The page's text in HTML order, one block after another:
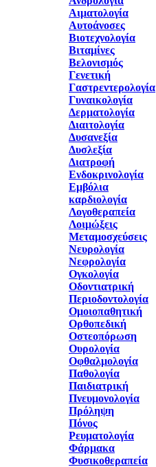
Αιματολογία
Αυτοάνοσες
Βιοτεχνολογία
Βιταμίνες
Βελονισμός
Γενετική
Γαστρεντερολογία
Γυναικολογία
Δερματολογία
Διαιτολογία
Δυσανεξία
Δυσλεξία
Διατροφή
Ενδοκρινολογία
Εμβόλια
καρδιολογία
Λογοθεραπεία
Λοιμώξεις
Μεταμοσχεύσεις
Νευρολογία
Νεφρολογία
Ογκολογία
Οδοντιατρική
Περιοδοντολογία
Ομοιοπαθητική
Ορθοπεδική
Οστεοπόρωση
Ουρολογία
Οφθαλμολογία
Παθολογία
Παιδιατρική
Πνευμονολογία
Πρόληψη
Πόνος
Ρευματολογία
Φάρμακα
Φυσικοθεραπεία